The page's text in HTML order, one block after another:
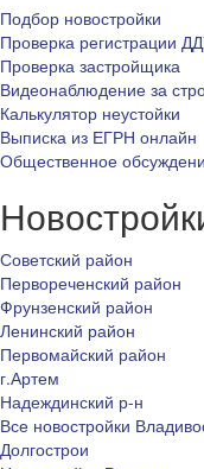
Подбор новостройки
Проверка регистрации
Проверка застройщика
Видеонаблюдение за
Калькулятор неустойки
Выписка из ЕГРН онлайн
Общественное
Советский район
Первореченский район
Фрунзенский район
Ленинский район
Первомайский район
г.Артем
Надеждинский р-н
Все новостройки
Долгострои